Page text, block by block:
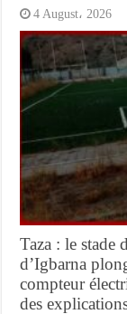
4 August، 2026
Taza : le stade
d’Igbarna
compteur
des